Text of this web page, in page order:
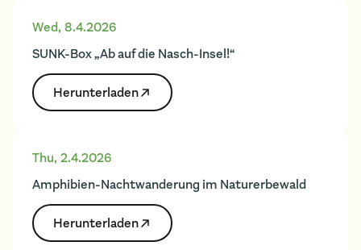
Wed, 8.4.2026
SUNK-Box „Ab auf die Nasch-Insel!“
Herunter­laden
Thu, 2.4.2026
Amphibien-Nachtwanderung im Naturerbewald
Herunter­laden